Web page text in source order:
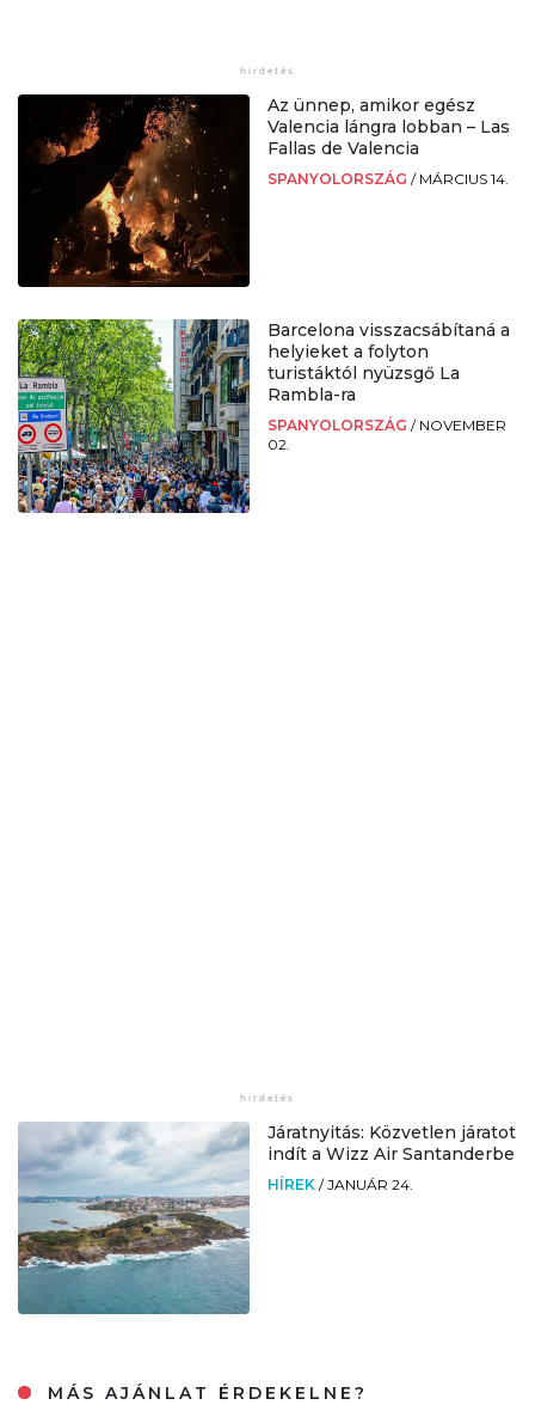
Az ünnep, amikor egész
Valencia lángra lobban – Las
Fallas de Valencia
SPANYOLORSZÁG / MÁRCIUS 14.
Barcelona visszacsábítaná a
helyieket a folyton
turistáktól nyüzsgő La
Rambla-ra
SPANYOLORSZÁG / NOVEMBER
02.
Járatnyitás: Közvetlen járatot
indít a Wizz Air Santanderbe
HÍREK /JANUÁR 24.
MÁS AJÁNLAT ÉRDEKELNE?